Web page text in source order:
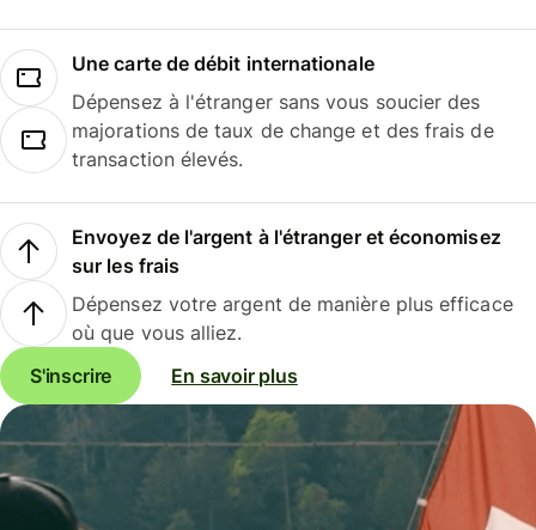
Une carte de débit internationale
Dépensez à l'étranger sans vous soucier des
majorations de taux de change et des frais de
transaction élevés.
Envoyez de l'argent à l'étranger et économisez
sur les frais
Dépensez votre argent de manière plus efficace
où que vous alliez.
S'inscrire
En savoir plus